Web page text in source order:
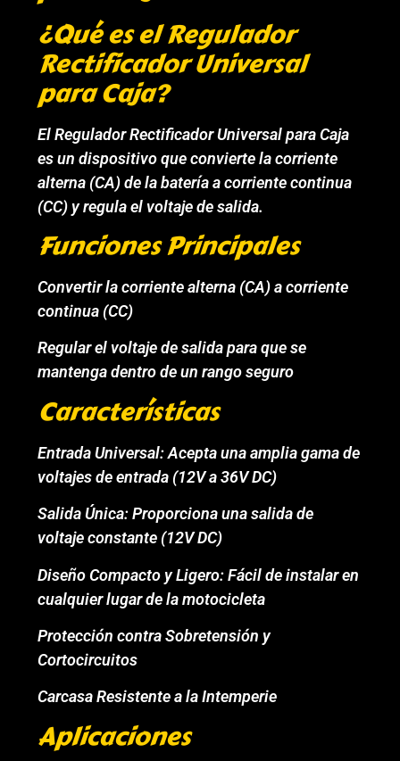
¿Qué es el Regulador
Rectificador Universal
para Caja?
El Regulador Rectificador Universal para Caja
es un dispositivo que convierte la corriente
alterna (CA) de la batería a corriente continua
(CC) y regula el voltaje de salida.
Funciones Principales
Convertir la corriente alterna (CA) a corriente
continua (CC)
Regular el voltaje de salida para que se
mantenga dentro de un rango seguro
Características
Entrada Universal: Acepta una amplia gama de
voltajes de entrada (12V a 36V DC)
Salida Única: Proporciona una salida de
voltaje constante (12V DC)
Diseño Compacto y Ligero: Fácil de instalar en
cualquier lugar de la motocicleta
Protección contra Sobretensión y
Cortocircuitos
Carcasa Resistente a la Intemperie
Aplicaciones